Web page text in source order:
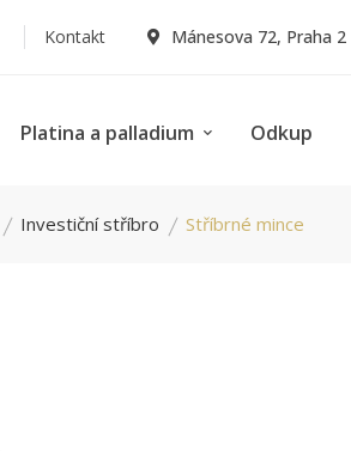
Kontakt Mánesova 72, Praha 2
Platina a palladium Odkup
Investiční stříbro Stříbrné mince